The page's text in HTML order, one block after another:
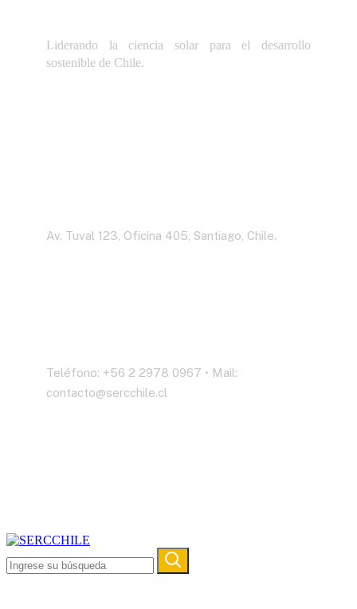
Liderando la ciencia solar para el desarrollo
sostenible de Chile.
Av. Tuval 123, Oficina 405, Santiago, Chile.
Teléfono: +56 2 2978 0967 • Mail:
contacto@sercchile.cl